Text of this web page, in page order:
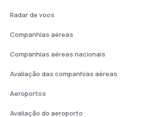
Radar de voos
Companhias aéreas
Companhias aéreas nacionais
Avaliação das companhias aéreas
Aeroportos
Avaliação do aeroporto